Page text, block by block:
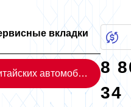
вкладки
Каталог китайских автомобилей
8
34